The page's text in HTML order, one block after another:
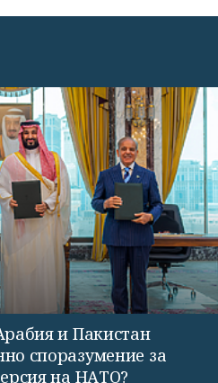
и Пакистан
споразумение за
на НАТО?